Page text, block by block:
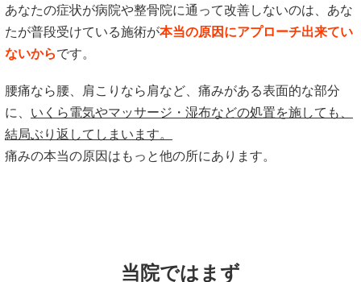
あなたの症状が病院や整骨院に通って改善しないのは、あな
たが普段受けている施術が本当の原因にアプローチ出来てい
ないからです。
腰痛なら腰、肩こりなら肩など、痛みがある表面的な部分
に、 いくら電気やマッサージ・湿布などの処置を施しても、
結局ぶり返してしまいます。
痛みの本当の原因はもっと他の所にあります。
当院ではまず